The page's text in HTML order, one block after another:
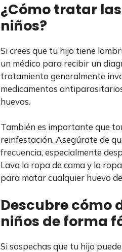
¿Cómo tratar
niños?
Si crees que tu hijo tiene
un médico para recibir un
tratamiento generalmente
medicamentos
huevos.
También es importante que
reinfestación. Asegúrate de
frecuencia, especialmente
Lava la ropa de cama y la
para matar cualquier huevo
Descubre cómo
niños de forma
Si sospechas que tu hijo